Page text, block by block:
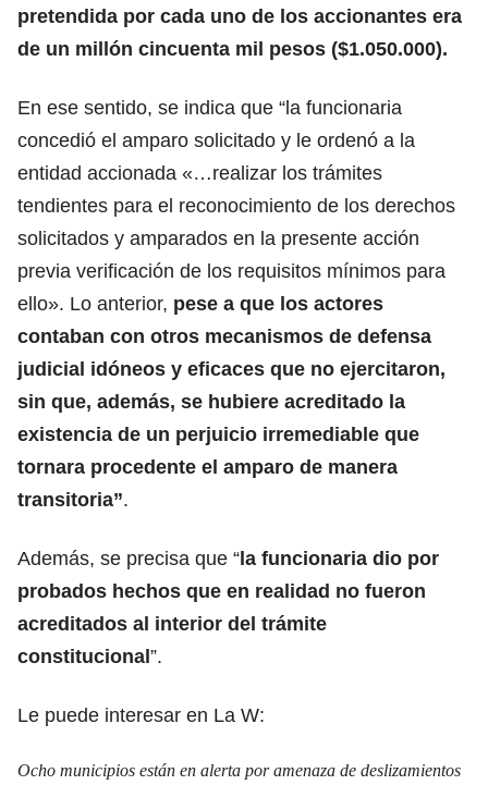
pretendida por cada uno de los accionantes era
de un millón cincuenta mil pesos ($1.050.000).
En ese sentido, se indica que “la funcionaria
concedió el amparo solicitado y le ordenó a la
entidad accionada «…realizar los trámites
tendientes para el reconocimiento de los derechos
solicitados y amparados en la presente acción
previa verificación de los requisitos mínimos para
ello». Lo anterior, pese a que los actores
contaban con otros mecanismos de defensa
judicial idóneos y eficaces que no ejercitaron,
sin que, además, se hubiere acreditado la
existencia de un perjuicio irremediable que
tornara procedente el amparo de manera
transitoria”.
Además, se precisa que “la funcionaria dio por
probados hechos que en realidad no fueron
acreditados al interior del trámite
constitucional”.
Le puede interesar en La W:
Ocho municipios están en alerta por amenaza de deslizamientos